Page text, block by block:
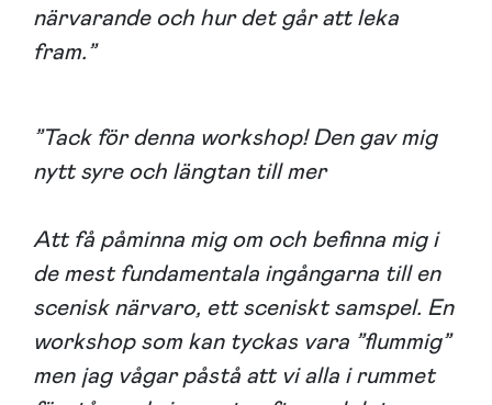
närvarande och hur det går att leka
fram.”
”Tack för denna workshop! Den gav mig
nytt syre och längtan till mer
Att få påminna mig om och befinna mig i
de mest fundamentala ingångarna till en
scenisk närvaro, ett sceniskt samspel. En
workshop som kan tyckas vara ”flummig”
men jag vågar påstå att vi alla i rummet